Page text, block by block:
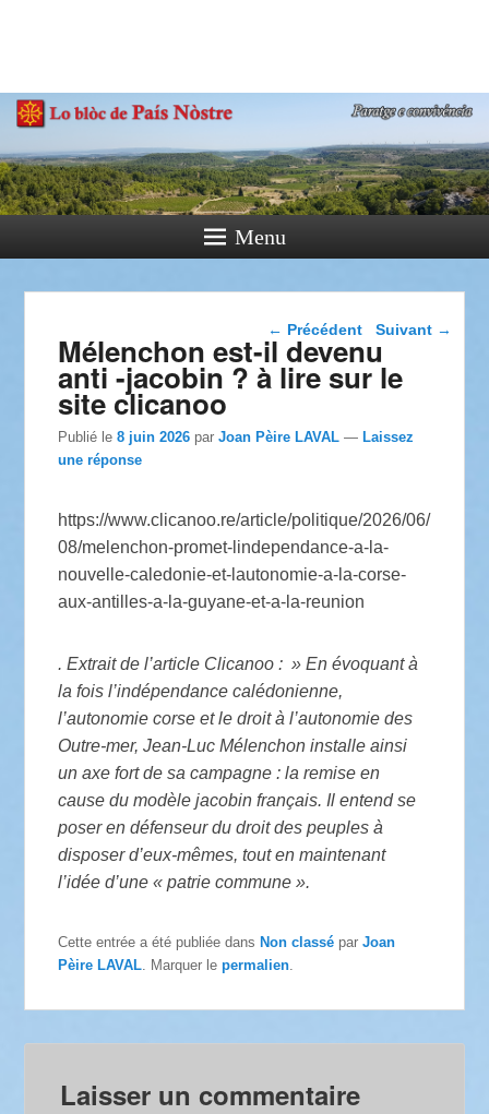
Paratge e Convivència
Menu
Navigation dans les
← Précédent Suivant →
Mélenchon est-il devenu
anti -jacobin ? à lire sur le
site clicanoo
Publié le8 juin 2026 parJoan Pèire LAVAL —Laissez
une réponse
https://www.clicanoo.re/article/politique/2026/06/
08/melenchon-promet-lindependance-a-la-
nouvelle-caledonie-et-lautonomie-a-la-corse-
aux-antilles-a-la-guyane-et-a-la-reunion
. Extrait de l’article Clicanoo : » En évoquant à
la fois l’indépendance calédonienne,
l’autonomie corse et le droit à l’autonomie des
Outre-mer, Jean-Luc Mélenchon installe ainsi
un axe fort de sa campagne : la remise en
cause du modèle jacobin français. Il entend se
poser en défenseur du droit des peuples à
disposer d’eux-mêmes, tout en maintenant
l’idée d’une « patrie commune ».
Cette entrée a été publiée dansNon classé parJoan
Pèire LAVAL . Marquer lepermalien
Laisser un commentaire